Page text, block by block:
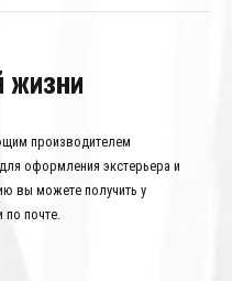
жизни
производителем
оформления экстерьера и
вы можете получить у
почте.